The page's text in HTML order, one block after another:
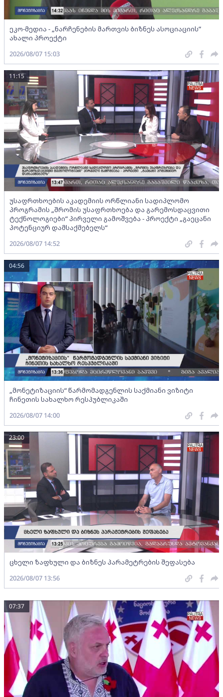
ეკო-მედია - „ნარჩენების მართვის ბიზნეს ასოციაციის”
ახალი პროექტი
2026/08/07 15:03
უსაფრთხოების აკადემიის ორწლიანი სადიპლომო
პროგრამის „შრომის უსაფრთხოება და გარემოსდაცვითი
ტექნოლოგიები“ პირველი გამოშვება - პროექტი „გაეცანი
პოტენციურ დამსაქმებელს“
11:15
2026/08/07 14:52
„მონეტიზაციის“ წარმომადგენლის საქმიანი ვიზიტი
ჩინეთის სახალხო რესპუბლიკაში
04:56
2026/08/07 14:00
ცხელი ზაფხული და ბიზნეს პარამეტრების შეფასება
23:00
2026/08/07 13:56
07:37